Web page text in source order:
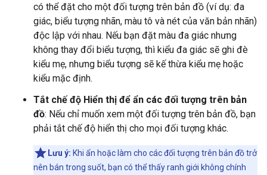
có thể đặt cho một đối tượng trên bản đồ (ví dụ: đa
giác, biểu tượng nhãn, màu tô và nét của văn bản nhãn)
độc lập với nhau. Nếu bạn đặt màu đa giác nhưng
không thay đổi biểu tượng, thì kiểu đa giác sẽ ghi đè
kiểu mẹ, nhưng biểu tượng sẽ kế thừa kiểu mẹ hoặc
kiểu mặc định.
Tắt chế độ Hiển thị để ẩn các đối tượng trên bản
đồ: Nếu chỉ muốn xem một đối tượng trên bản đồ, bạn
phải tắt chế độ hiển thị cho mọi đối tượng khác.
Lưu ý: Khi ẩn hoặc làm cho các đối tượng trên bản đồ trở
nên bán trong suốt, bạn có thể thấy ranh giới không chính